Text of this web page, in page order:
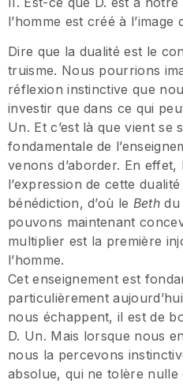
l’homme est créé à l’image
Dire que la dualité est le
truisme. Nous pourrions
réflexion instinctive que
investir que dans ce qui
Un. Et c’est là que vient se
fondamentale de
venons d’aborder. En effet,
l’expression de cette
bénédiction, d’où le Bethdu
pouvons maintenant
multiplier est la première
l’homme.
Cet enseignement est
particulièrement
nous échappent, il est de
D. Un. Mais lorsque nous
nous la percevons
absolue, qui ne tolère nulle